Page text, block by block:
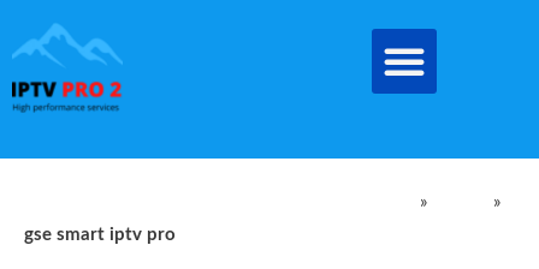
au
contenu
»
»
gse smart iptv pro